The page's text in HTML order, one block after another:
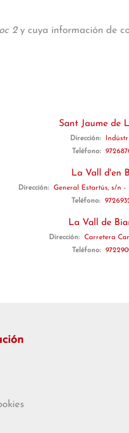
2y cuya información de
Sant Jaume de
Dirección:
Teléfono:
La Vall d'en
Dirección:
General Estartús, s/n -
Teléfono:
La Vall de
Dirección:
Carretera
Teléfono: